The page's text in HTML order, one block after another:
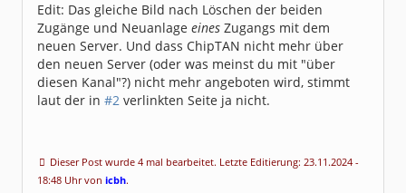
Edit: Das gleiche Bild nach Löschen der beiden
Zugänge und Neuanlage eines Zugangs mit dem
neuen Server. Und dass ChipTAN nicht mehr über
den neuen Server (oder was meinst du mit "über
diesen Kanal"?) nicht mehr angeboten wird, stimmt
laut der in #2 verlinkten Seite ja nicht.
Dieser Post wurde 4 mal bearbeitet. Letzte Editierung: 23.11.2024 -
18:48 Uhr von icbh.